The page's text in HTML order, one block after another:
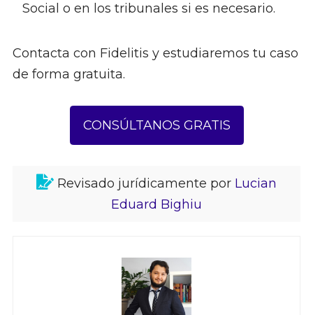
Social o en los tribunales si es necesario.
Contacta con Fidelitis y estudiaremos tu caso
de forma gratuita.
CONSÚLTANOS GRATIS
Revisado jurídicamente por Lucian
Eduard Bighiu